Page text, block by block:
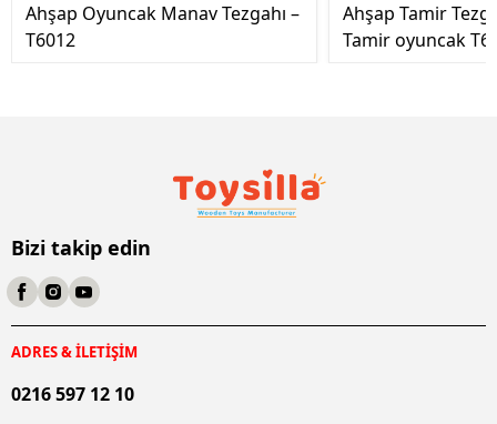
Ahşap Oyuncak Manav Tezgahı –
T6012
Ahşap Tamir
Tamir oyuncak
Bizi takip edin
ADRES & İLETİŞİM
0216 597 12 10